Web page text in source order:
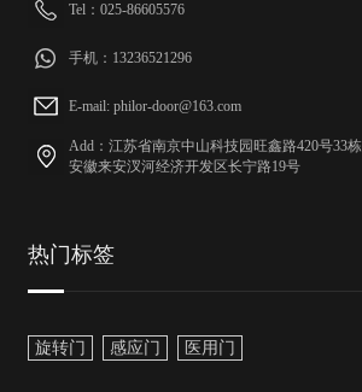
Tel：025-86605576
手机：13236521296
E-mail: philor-door@163.com
Add：江苏省南京中山科技园旺鑫路420号33栋
安徽来安汊河经济开发区长宁路19号
热门标签
旋转门 感应门 医用门